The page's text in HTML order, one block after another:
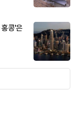
홍콩'은